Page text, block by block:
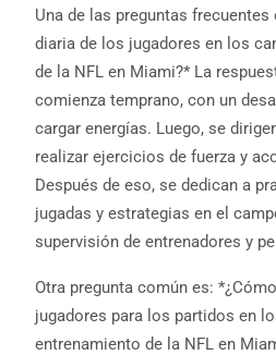
Una de las preguntas
diaria de los jugadores en los
de la NFL en Miami?* La
comienza temprano, con un
cargar energías. Luego, se
realizar ejercicios de fuerza y
Después de eso, se dedican a
jugadas y estrategias en el
supervisión de entrenadores y
Otra pregunta común es:
jugadores para los partidos en
entrenamiento de la NFL en